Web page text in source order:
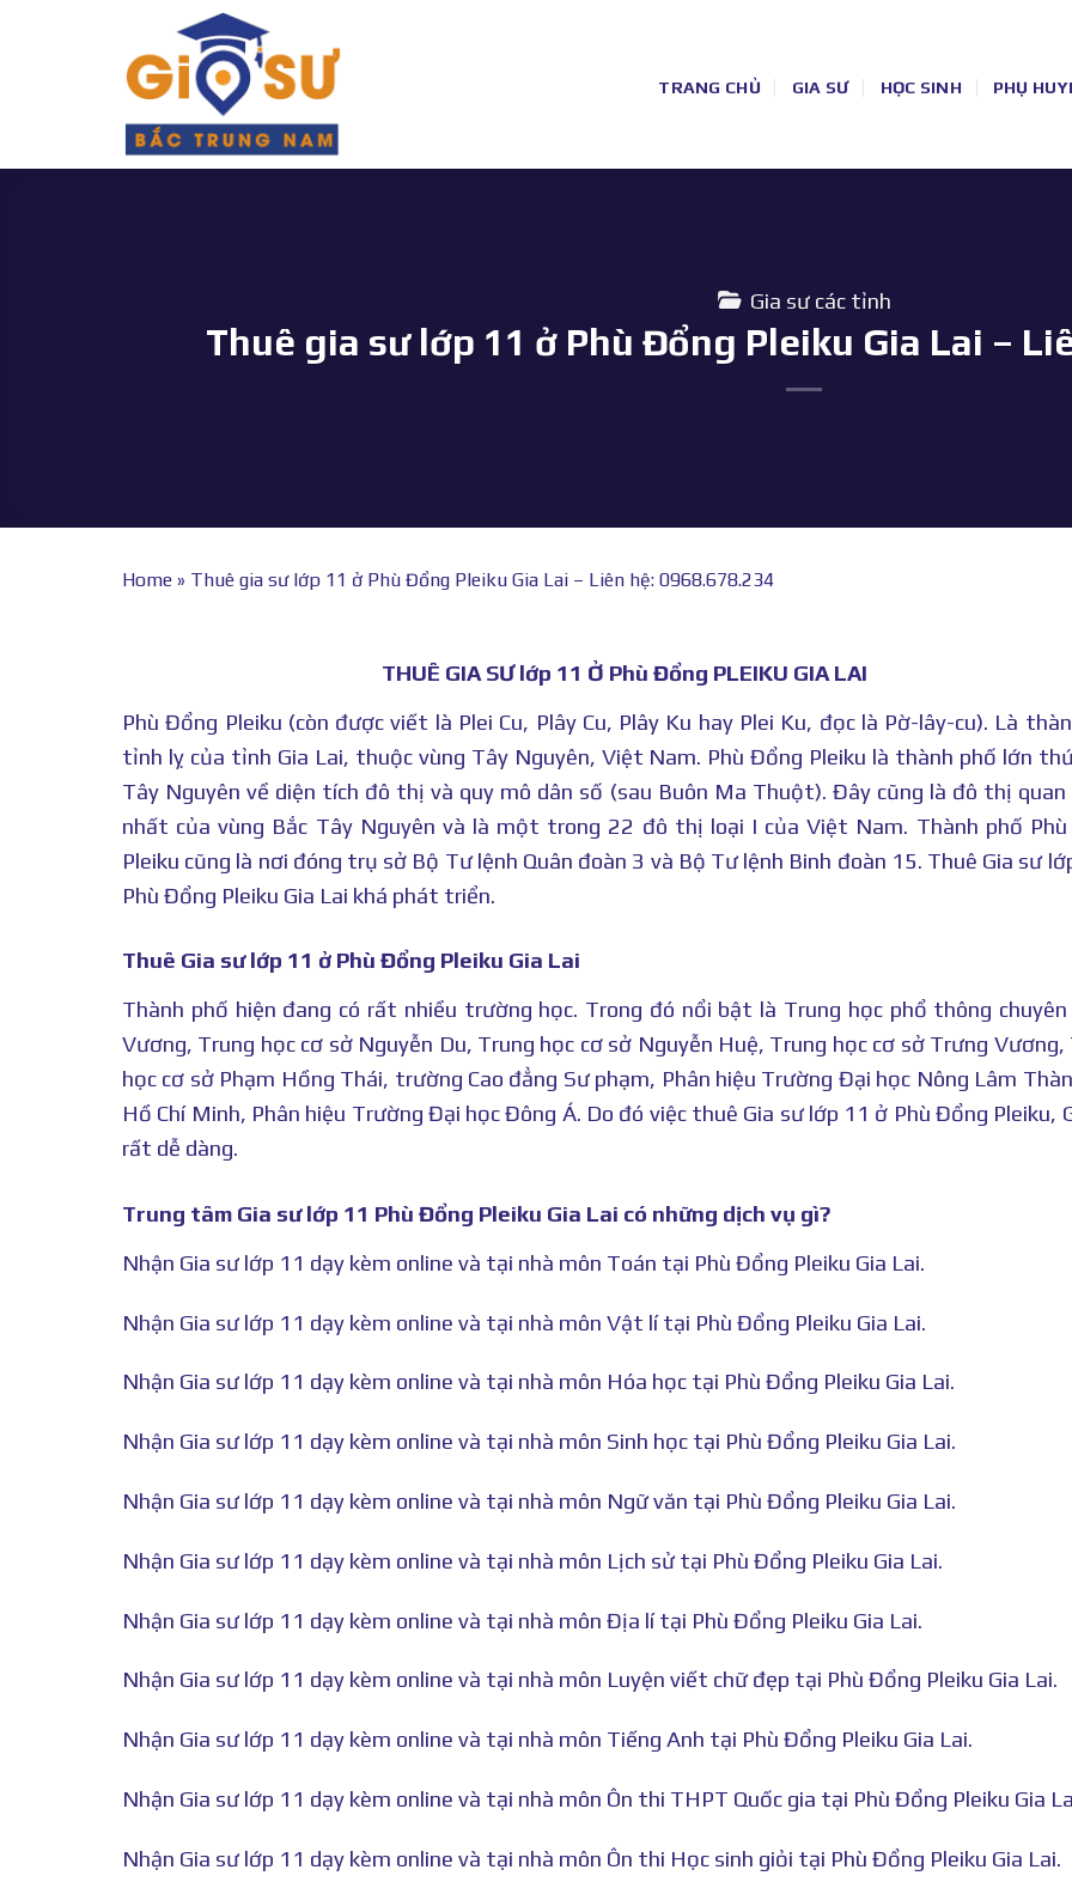
TRANG CHỦ GIA SƯ HỌC SINH PHỤ
Gia sư các tỉnh
Thuê gia sư lớp 11 ở Phù Đổng Pleiku Gia Lai –
Home » Thuê gia sư lớp 11 ở Phù Đổng Pleiku Gia Lai – Liên hệ: 0968.678.234
THUÊ GIA SƯ lớp 11 Ở Phù Đổng PLEIKU GIA LAI
Phù Đổng Pleiku (còn được viết là Plei Cu, Plây Cu, Plây Ku hay Plei Ku, đọc là Pờ-lây-cu). Là
tỉnh lỵ của tỉnh Gia Lai, thuộc vùng Tây Nguyên, Việt Nam. Phù Đổng Pleiku là thành phố lớn
Tây Nguyên về diện tích đô thị và quy mô dân số (sau Buôn Ma Thuột). Đây cũng là đô thị
nhất của vùng Bắc Tây Nguyên và là một trong 22 đô thị loại I của Việt Nam. Thành phố
Pleiku cũng là nơi đóng trụ sở Bộ Tư lệnh Quân đoàn 3 và Bộ Tư lệnh Binh đoàn 15. Thuê Gia sư
Phù Đổng Pleiku Gia Lai khá phát triển.
Thuê Gia sư lớp 11 ở Phù Đổng Pleiku Gia Lai
Thành phố hiện đang có rất nhiều trường học. Trong đó nổi bật là Trung học phổ thông
Vương, Trung học cơ sở Nguyễn Du, Trung học cơ sở Nguyễn Huệ, Trung học cơ sở Trưng Vương,
học cơ sở Phạm Hồng Thái, trường Cao đẳng Sư phạm, Phân hiệu Trường Đại học Nông Lâm
Hồ Chí Minh, Phân hiệu Trường Đại học Đông Á. Do đó việc thuê Gia sư lớp 11 ở Phù Đổng Pleiku,
rất dễ dàng.
Trung tâm Gia sư lớp 11 Phù Đổng Pleiku Gia Lai có những dịch vụ gì?
Nhận Gia sư lớp 11 dạy kèm online và tại nhà môn Toán tại Phù Đổng Pleiku Gia Lai.
Nhận Gia sư lớp 11 dạy kèm online và tại nhà môn Vật lí tại Phù Đổng Pleiku Gia Lai.
Nhận Gia sư lớp 11 dạy kèm online và tại nhà môn Hóa học tại Phù Đổng Pleiku Gia Lai.
Nhận Gia sư lớp 11 dạy kèm online và tại nhà môn Sinh học tại Phù Đổng Pleiku Gia Lai.
Nhận Gia sư lớp 11 dạy kèm online và tại nhà môn Ngữ văn tại Phù Đổng Pleiku Gia Lai.
Nhận Gia sư lớp 11 dạy kèm online và tại nhà môn Lịch sử tại Phù Đổng Pleiku Gia Lai.
Nhận Gia sư lớp 11 dạy kèm online và tại nhà môn Địa lí tại Phù Đổng Pleiku Gia Lai.
Nhận Gia sư lớp 11 dạy kèm online và tại nhà môn Luyện viết chữ đẹp tại Phù Đổng Pleiku Gia Lai.
Nhận Gia sư lớp 11 dạy kèm online và tại nhà môn Tiếng Anh tại Phù Đổng Pleiku Gia Lai.
Nhận Gia sư lớp 11 dạy kèm online và tại nhà môn Ôn thi THPT Quốc gia tại Phù Đổng Pleiku Gia
Nhận Gia sư lớp 11 dạy kèm online và tại nhà môn Ôn thi Học sinh giỏi tại Phù Đổng Pleiku Gia Lai.